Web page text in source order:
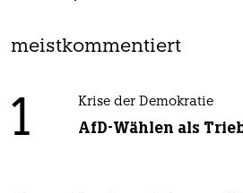
meistkommentiert
1 Krise der Demokratie
AfD-Wählen als